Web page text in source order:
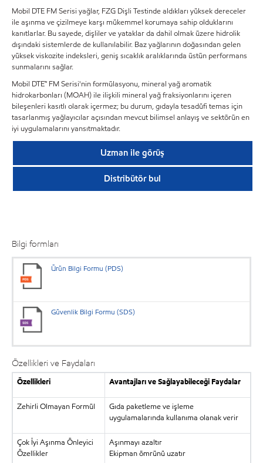
Mobil DTE FM Serisi yağlar, FZG Dişli Testinde aldıkları yüksek dereceler
ile aşınma ve çizilmeye karşı mükemmel korumaya sahip olduklarını
kanıtlarlar. Bu sayede, dişliler ve yataklar da dahil olmak üzere hidrolik
dışındaki sistemlerde de kullanılabilir. Baz yağlarının doğasından gelen
yüksek viskozite indeksleri, geniş sıcaklık aralıklarında üstün performans
sunmalarını sağlar.
Mobil DTE™ FM Serisi'nin formülasyonu, mineral yağ aromatik
hidrokarbonları (MOAH) ile ilişkili mineral yağ fraksiyonlarını içeren
bileşenleri kasıtlı olarak içermez; bu durum, gıdayla tesadüfi temas için
tasarlanmış yağlayıcılar açısından mevcut bilimsel anlayış ve sektörün en
iyi uygulamalarını yansıtmaktadır.
Uzman ile görüş
Distribütör bul
Bilgi formları
Ürün Bilgi Formu (PDS)
Güvenlik Bilgi Formu (SDS)
Özellikleri ve Faydaları
Özellikleri Avantajları ve Sağlayabileceği Faydalar
Zehirli Olmayan Formül
Gıda paketleme ve işleme
uygulamalarında kullanıma olanak verir
Çok İyi Aşınma Önleyici
Özellikler
Aşınmayı azaltır
Ekipman ömrünü uzatır